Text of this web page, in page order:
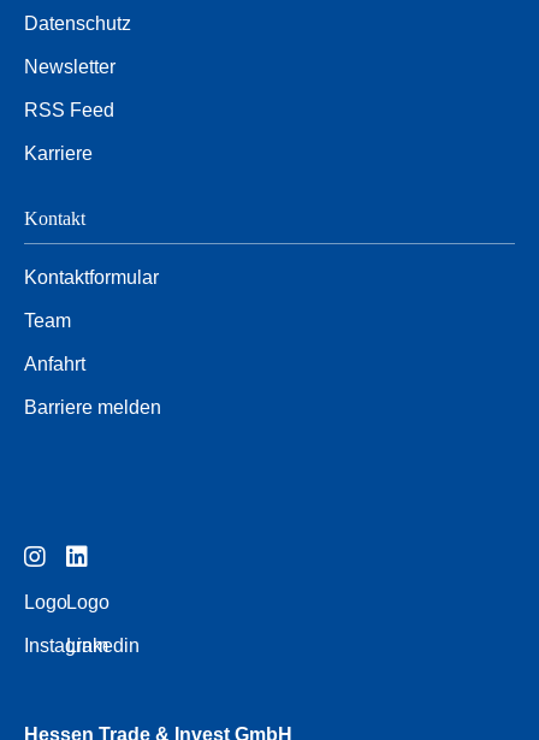
Datenschutz
Newsletter
RSS Feed
Karriere
Kontakt
Kontaktformular
Team
Anfahrt
Barriere melden
Logo
Instagram
Logo
Linkedin
Hessen Trade & Invest GmbH